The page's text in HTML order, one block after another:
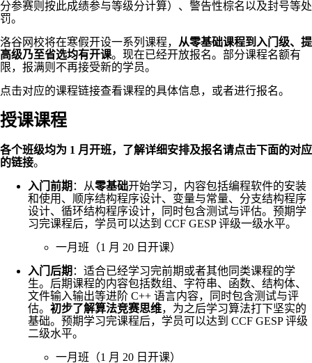
分参赛则按此成绩参与等级分计算）、警告性棕名以及封号等处
罚。
洛谷网校将在寒假开设一系列课程， 从零基础课程到入门级、提
高级乃至省选均有开课。现在已经开放报名。部分课程名额有
限，报满则不再接受新的学员。
点击对应的课程链接查看课程的具体信息，或者进行报名。
授课课程
各个班级均为 1 月开班，了解详细安排及报名请点击下面的对应
的链接。
入门前期 ：从零基础开始学习，内容包括编程软件的安装
和使用、顺序结构程序设计、变量与常量、分支结构程序
设计、循环结构程序设计，同时包含测试与评估。预期学
习完课程后，学员可以达到 CCF GESP 评级一级水平。
一月班（1 月 20 日开课）
入门后期 ：适合已经学习完前期或者其他同类课程的学
生。后期课程的内容包括数组、字符串、函数、结构体、
文件输入输出等进阶 C++ 语言内容，同时包含测试与评
估。 初步了解算法竞赛思维，为之后学习算法打下坚实的
基础。预期学习完课程后，学员可以达到 CCF GESP 评级
二级水平。
一月班（1 月 20 日开课）